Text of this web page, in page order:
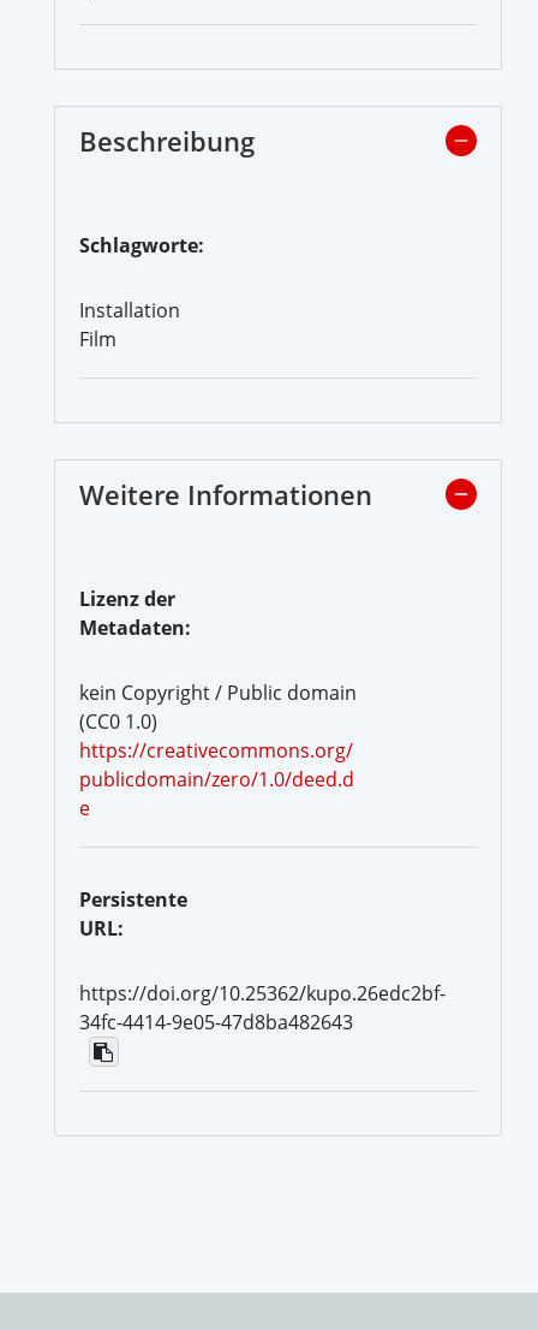
Beschreibung
Schlagworte:
Installation
Film
Weitere Informationen
Lizenz der
Metadaten:
kein Copyright / Public domain
(CC0 1.0)
https://creativecommons.org/
publicdomain/zero/1.0/deed.d
e
Persistente
URL:
https://doi.org/10.25362/kupo.26edc2bf-
34fc-4414-9e05-47d8ba482643